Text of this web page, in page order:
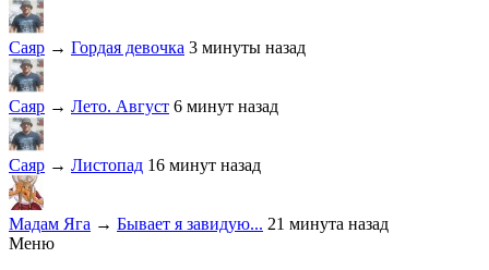
Саяр → Гордая девочка 3 минуты назад
Саяр → Лето. Август 6 минут назад
Саяр → Листопад 16 минут назад
Мадам Яга → Бывает я завидую... 21 минута назад
Меню